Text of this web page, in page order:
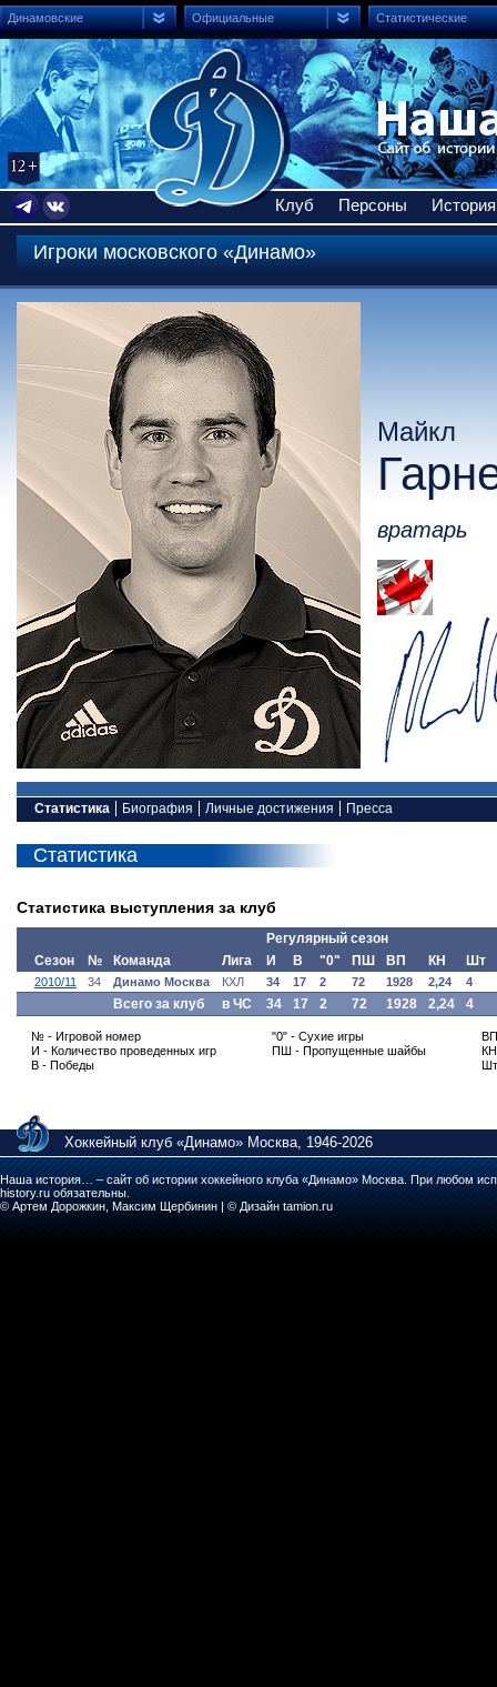
Динамовские Официальные Статистические
Клуб Персоны История
Игроки московского «Динамо»
Майкл
вратарь
Статистика
Статистика
Статистика выступления за клуб
Регулярный сезон
Сезон
№ Команда Лига И В "0" ПШ ВП КН Шт
2010/11 34 Динамо Москва КХЛ 34 17 2 72 1928 2,24 4
Всего за клуб в ЧС 34 17 2 72 1928 2,24 4
№ - Игровой номер
И - Количество проведенных игр
В - Победы
"0" - Сухие игры
ПШ - Пропущенные шайбы
Биография Личные достижения Пресса
Хоккейный клуб «Динамо» Москва, 1946-2026
Наша история… – сайт об истории хоккейного клуба «Динамо» Москва. При любом
history.ru обязательны.
© Артем Дорожкин, Максим Щербинин | © Дизайн tamion.ru